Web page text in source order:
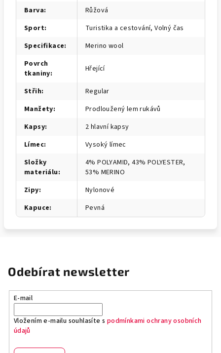
Barva:
Růžová
Sport:
Turistika a cestování, Volný čas
Specifikace:
Merino wool
Povrch
tkaniny: Hřející
Střih:
Regular
Manžety:
Prodloužený lem rukávů
Kapsy:
2 hlavní kapsy
Límec:
Vysoký límec
Složky
materiálu:
4% POLYAMID, 43% POLYESTER,
53% MERINO
Zipy:
Nylonové
Kapuce: Pevná
Odebírat newsletter
E-mail
Vložením e-mailu souhlasíte s podmínkami ochrany osobních
údajů